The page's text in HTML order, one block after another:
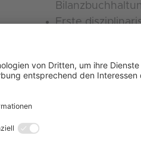
Erste
Voraussetzung
Zudem hast Du
Bilanzierung
Praktische
S/4HANA sind
Deine
dynamisches